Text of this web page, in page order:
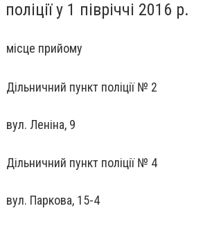
поліції у 1 півріччі 2016 р.
місце прийому
Дільничний пункт поліції № 2
вул. Леніна, 9
Дільничний пункт поліції № 4
вул. Паркова, 15-4